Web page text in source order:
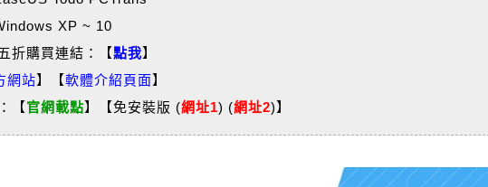
XP ~ 10
折購買連結：【點我】
網站】【軟體介紹頁面】
【官網載點】【免安裝版 (網址1) (網址2)】